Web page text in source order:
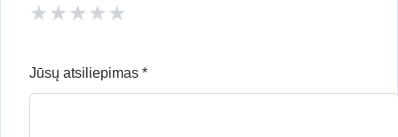
★★★★★
Jūsų atsiliepimas *